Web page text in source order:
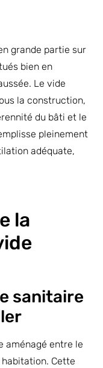
grande partie sur
bien en
Le vide
la construction,
du bâti et le
pleinement
adéquate,
la
sanitaire
aménagé entre le
Cette